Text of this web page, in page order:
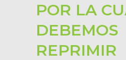
POR LA
DEBEMOS
REPRIMIR